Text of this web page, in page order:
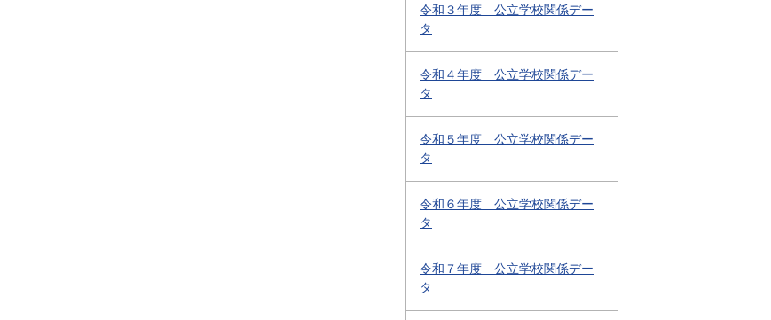
令和３年度 公立学校関係デー
タ
令和４年度 公立学校関係デー
タ
令和５年度 公立学校関係デー
タ
令和６年度 公立学校関係デー
タ
令和７年度 公立学校関係デー
タ